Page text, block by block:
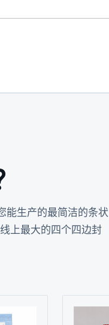
能生产的最简洁的条状
上最大的四个四边封